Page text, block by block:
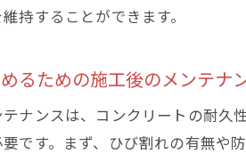
持することができます。
るための施工後のメンテナ
ナンスは、コンクリートの耐久
です。まず、ひび割れの有無や